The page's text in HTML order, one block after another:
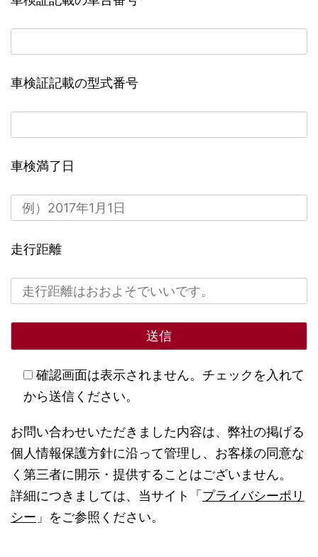
車検証記載の型式番号
車検満了日
走行距離
確認画面は表示されません。チェックを入れて
から送信ください。
お問い合わせいただきました内容は、弊社の掲げる
個人情報保護方針に沿って管理し、お客様の同意な
く第三者に開示・提供することはございません。
詳細につきましては、当サイト「 プライバシーポリ
シー 」をご参照ください。